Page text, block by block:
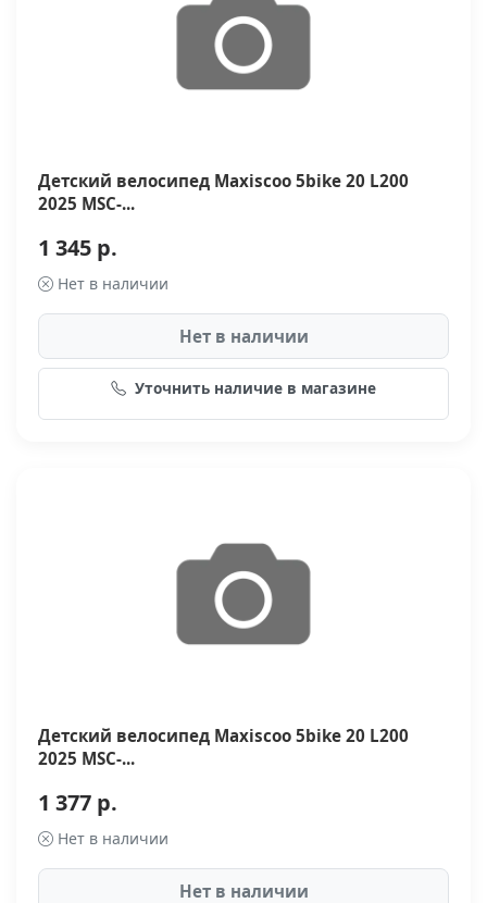
Детский велосипед Maxiscoo 5bike 20 L200
2025 MSC-...
1 345 р.
Нет в наличии
Нет в наличии
Уточнить наличие в магазине
Детский велосипед Maxiscoo 5bike 20 L200
2025 MSC-...
1 377 р.
Нет в наличии
Нет в наличии